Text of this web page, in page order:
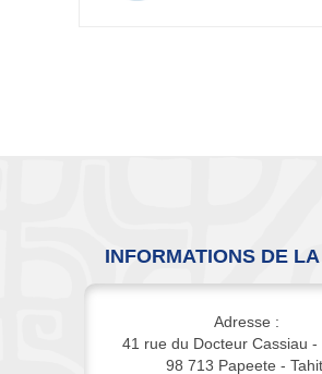
INFORMATIONS DE
Adresse :
41 rue du Docteur Cassiau -
98 713 Papeete -